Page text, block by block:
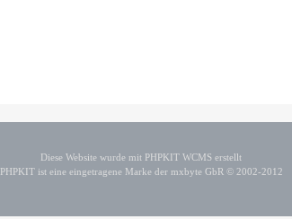
Diese Website wurde mit PHPKIT WCMS erstellt
PHPKIT ist eine eingetragene Marke der mxbyte GbR © 2002-2012